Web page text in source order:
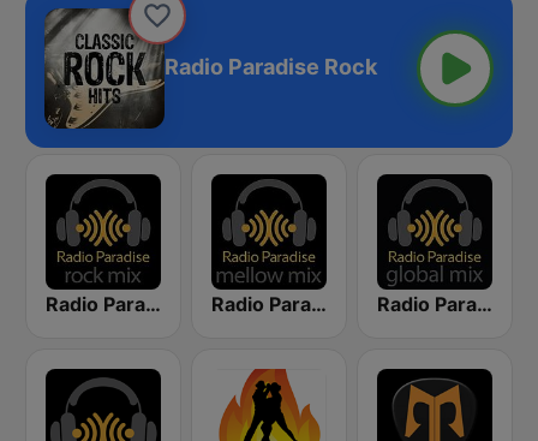
Radio Paradise Rock
Radio Paradise - Rock Mix Radio Paradise - Mellow Mix Radio Paradise - Global Mix